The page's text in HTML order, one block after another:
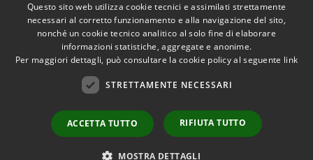
Dichiarazione di accessibilità
Copyright © 2026 • Comune di
Municipium•
Accesso
redazione
Questo sito web utilizza cookie tecnici e assimilati strettamente
necessari al corretto funzionamento e alla navigazione del sito,
nonché un cookie tecnico analitico al solo fine di elaborare
informazioni statistiche, aggregate e anonime.
Per maggiori dettagli, può consultare la cookie policy al seguente link
STRETTAMENTE NECESSARI
ACCETTA TUTTO RIFIUTA TUTTO
MOSTRA DETTAGLI